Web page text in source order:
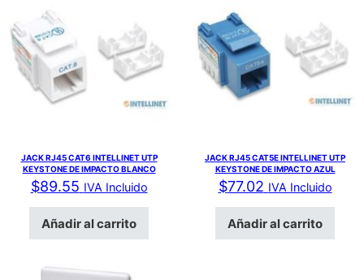
JACK RJ45 CAT6 INTELLINET UTP
KEYSTONE DE IMPACTO BLANCO
$89.55 IVA Incluido
Añadir al carrito
JACK RJ45 CAT5E INTELLINET UTP
KEYSTONE DE IMPACTO AZUL
$77.02 IVA Incluido
Añadir al carrito